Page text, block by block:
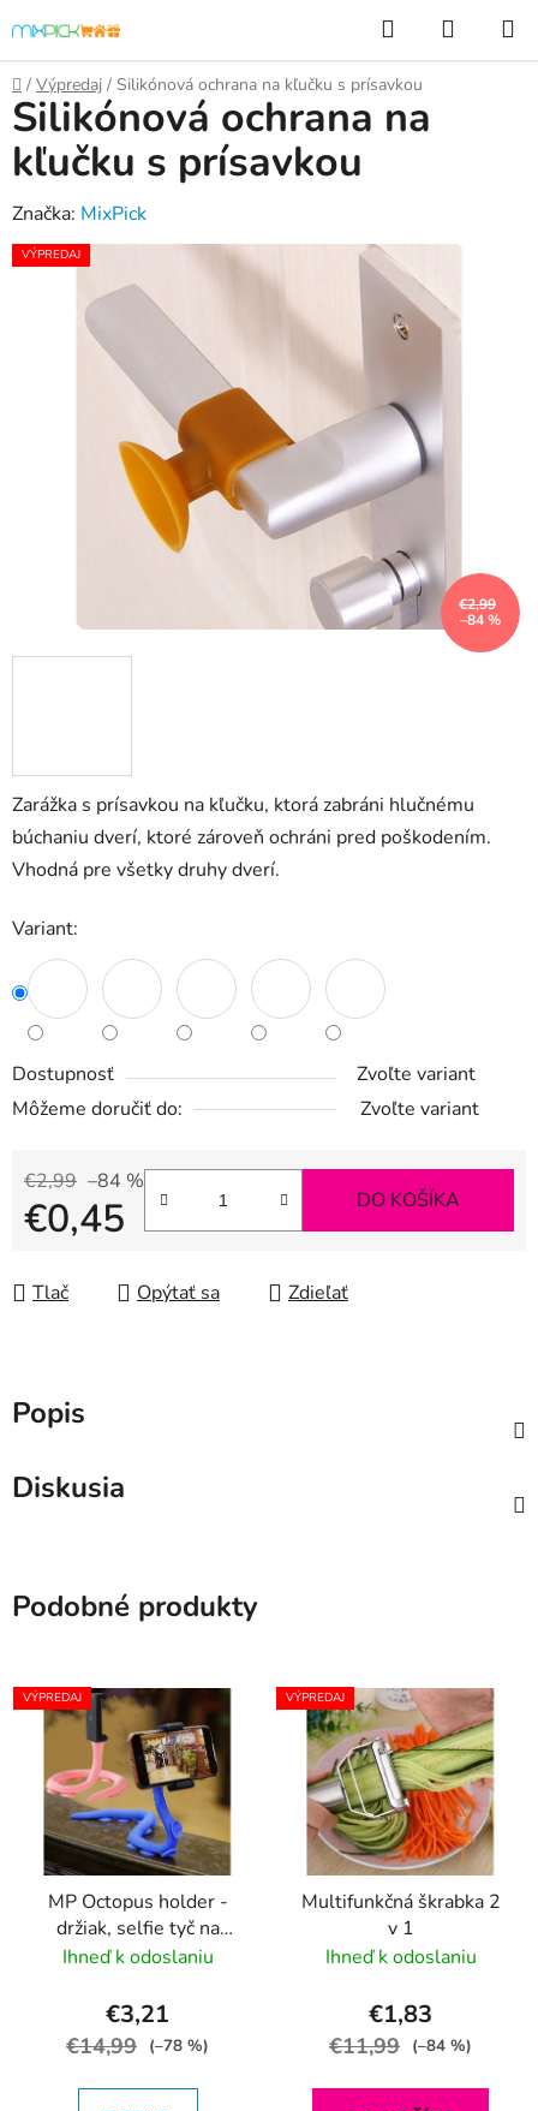
na
obsah
Hľadať
KOŠÍK
Domov
/ Výpredaj / Silikónová ochrana na kľučku s prísavkou
Zarážka s prísavkou na kľučku, ktorá zabráni hlučnému
búchaniu dverí, ktoré zároveň ochráni pred poškodením.
Vhodná pre všetky druhydverí.
Variant:
Dostupnosť
Zvoľte variant
Môžeme doručiť do:
Zvoľte variant
€2,99 –84 %
€0,45 DO KOŠÍKA
Tlač Opýtať sa Zdieľať
Silikónová ochrana na
kľučku s prísavkou
Značka: MixPick
VÝPREDAJ
€2,99
–84 %
Popis
Diskusia
Podobné produkty
VÝPREDAJ
MP Octopus holder -
držiak, selfie tyč na
telefón, chapadlo
Ihneď k odoslaniu
€3,21
€14,99 (–78 %)
VÝPREDAJ
Multifunkčná škrabka 2
v 1
Ihneď k odoslaniu
€1,83
€11,99 (–84 %)